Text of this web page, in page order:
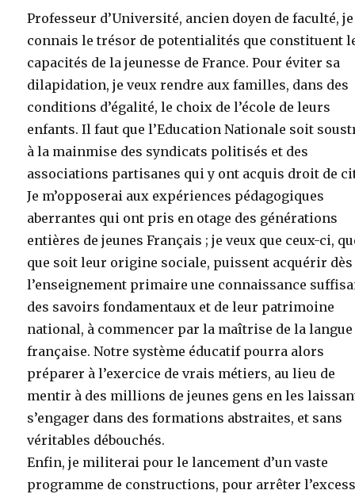
Professeur d’Université, ancien doyen de faculté, je
connais le trésor de potentialités que constituent
capacités de la jeunesse de France. Pour éviter sa
dilapidation, je veux rendre aux familles, dans des
conditions d’égalité, le choix de l’école de leurs
enfants. Il faut que l’Education Nationale soit
à la mainmise des syndicats politisés et des
associations partisanes qui y ont acquis droit de
Je m’opposerai aux expériences pédagogiques
aberrantes qui ont pris en otage des générations
entières de jeunes Français ; je veux que ceux-ci,
que soit leur origine sociale, puissent acquérir dès
l’enseignement primaire une connaissance
des savoirs fondamentaux et de leur patrimoine
national, à commencer par la maîtrise de la langue
française. Notre système éducatif pourra alors
préparer à l’exercice de vrais métiers, au lieu de
mentir à des millions de jeunes gens en les
s’engager dans des formations abstraites, et sans
véritables débouchés.
Enfin, je militerai pour le lancement d’un vaste
programme de constructions, pour arrêter